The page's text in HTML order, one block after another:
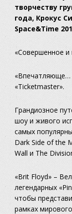
творчеству
года, Крокус
Space&Time
«Совершенное и
«Ticketmaster».
Грандиозное
шоу и живого
самых
Dark Side of the
Wall и The
«Brit Floyd» –
легендарных
чтобы
рамках